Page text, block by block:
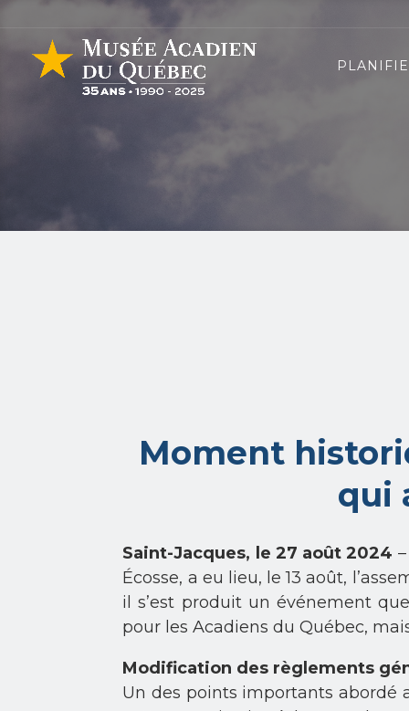
Moment
qui
Saint-Jacques, le 27 août 2024
Écosse, a eu lieu, le 13 août,
il s’est produit un événement
pour les Acadiens du Québec,
Modification des règlements
Un des points importants abordé